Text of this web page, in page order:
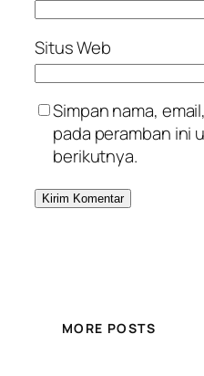
Situs Web
Simpan nama,
pada peramban ini
berikutnya.
MORE POSTS